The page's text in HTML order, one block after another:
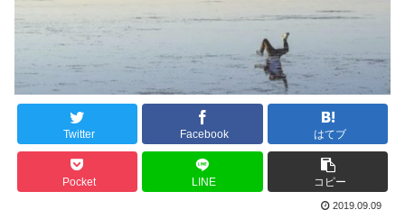
Twitter Facebook はてブ
Pocket LINE コピー
2019.09.09